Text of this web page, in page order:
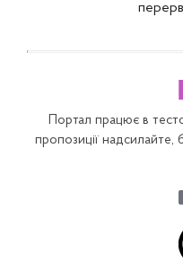
Портал працює в
пропозиції надсилайте,